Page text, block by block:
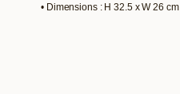
• Dimensions : H 32.5 x W 26 cm